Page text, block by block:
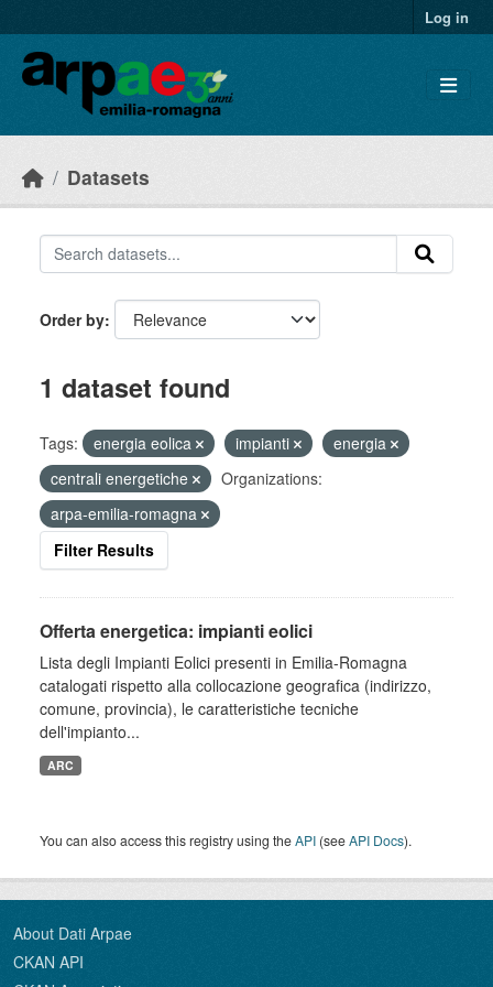
Log in
Datasets
Order by
1 dataset found
Tags: energia eolica impianti
energia
centrali energetiche
Organizations:
arpa-emilia-romagna
Filter Results
Offerta energetica: impianti eolici
Lista degli Impianti Eolici presenti in Emilia-Romagna
catalogati rispetto alla collocazione geografica (indirizzo,
comune, provincia), le caratteristiche tecniche
dell'impianto...
ARC
You can also access this registry using theAPI (seeAPI Docs).
About Dati Arpae
CKAN API